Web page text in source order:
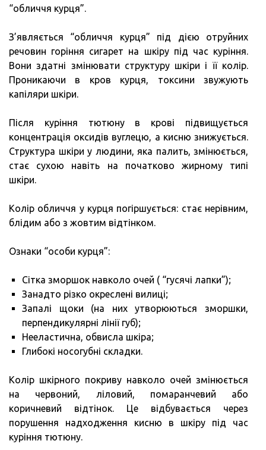
“обличчя курця”.
З’являється “обличчя курця” під дією отруйних
речовин горіння сигарет на шкіру під час куріння.
Вони здатні змінювати структуру шкіри і її колір.
Проникаючи в кров курця, токсини звужують
капіляри шкіри.
Після куріння тютюну в крові підвищується
концентрація оксидів вуглецю, а кисню знижується.
Структура шкіри у людини, яка палить, змінюється,
стає сухою навіть на початково жирному типі
шкіри.
Колір обличчя у курця погіршується: стає нерівним,
блідим або з жовтим відтінком.
Ознаки “особи курця”:
Сітка зморшок навколо очей ( “гусячі лапки”);
Занадто різко окреслені вилиці;
Запалі щоки (на них утворюються зморшки,
перпендикулярні лінії губ);
Нееластична, обвисла шкіра;
Глибокі носогубні складки.
Колір шкірного покриву навколо очей змінюється
на червоний, ліловий, помаранчевий або
коричневий відтінок. Це відбувається через
порушення надходження кисню в шкіру під час
куріння тютюну.